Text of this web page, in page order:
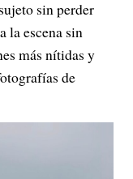
sin perder
la escena sin
más nítidas y
de